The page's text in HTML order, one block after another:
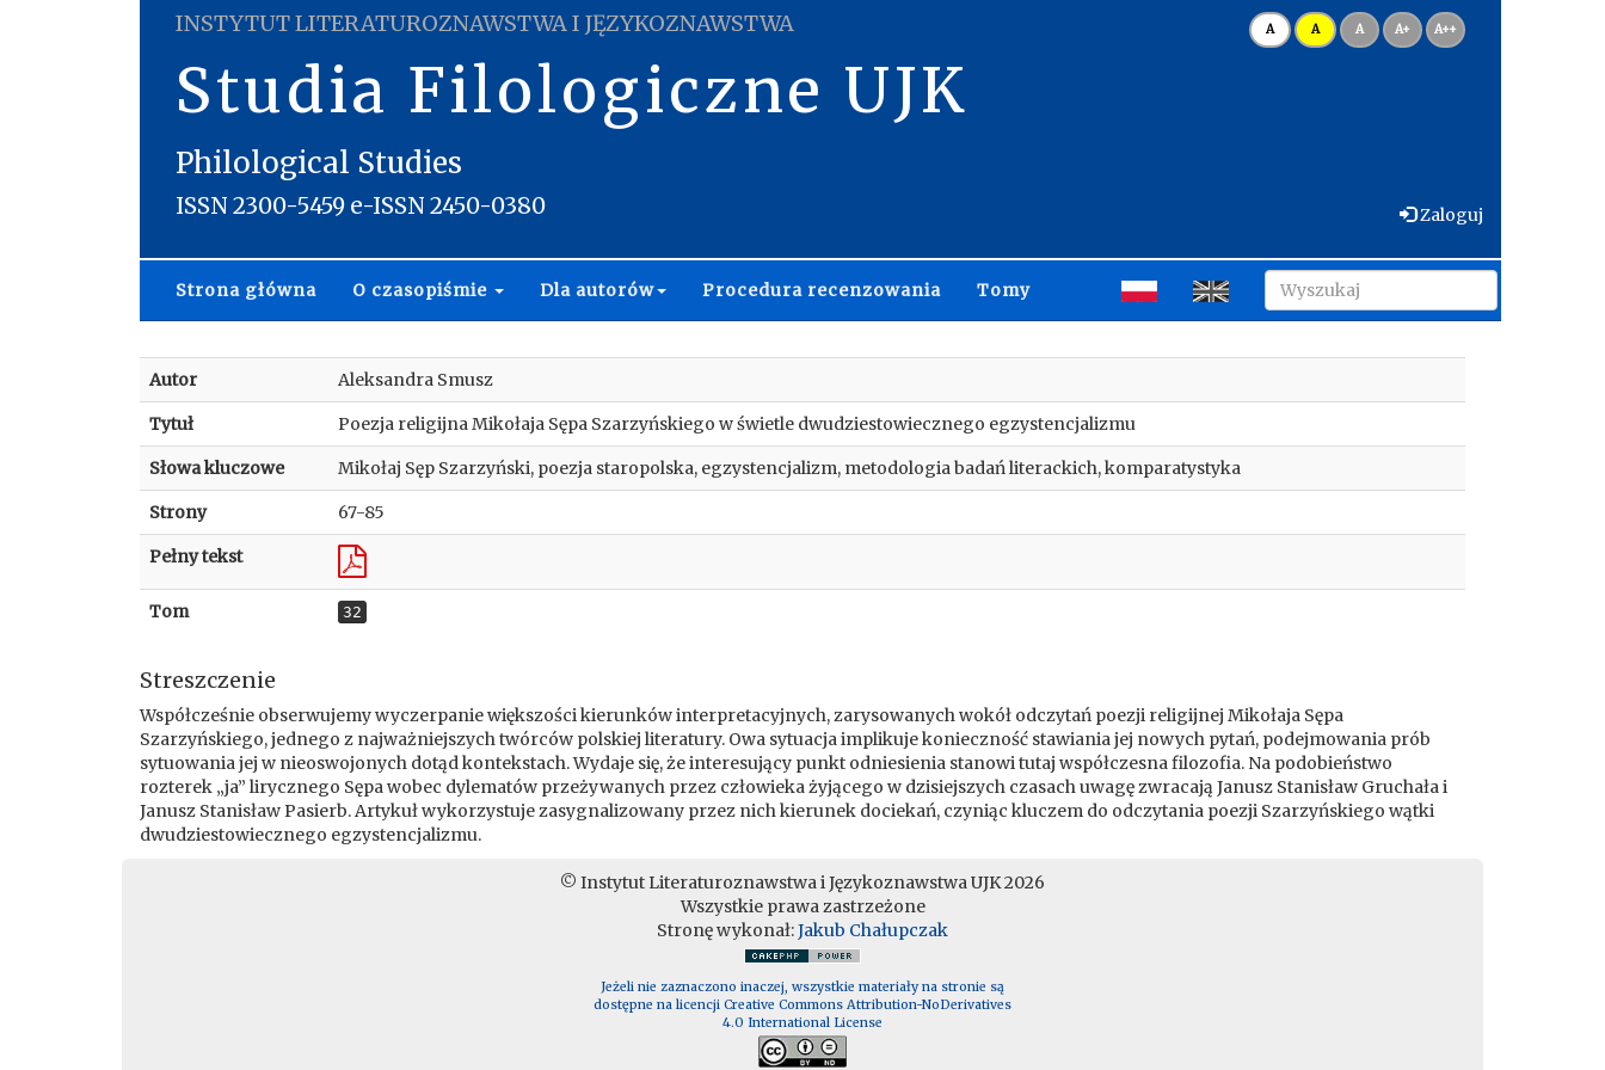
INSTYTUT LITERATUROZNAWSTWA I JĘZYKOZNAWSTWA
Studia Filologiczne UJK
Philological Studies
ISSN 2300-5459 e-ISSN 2450-0380
A A A A+ A++
Zaloguj
Strona główna O czasopiśmie Dla autorów Procedura recenzowania Tomy
Autor Aleksandra Smusz
Tytuł Poezja religijna Mikołaja Sępa Szarzyńskiego w świetle dwudziestowiecznego egzystencjalizmu
Słowa kluczowe Mikołaj Sęp Szarzyński, poezja staropolska, egzystencjalizm, metodologia badań literackich, komparatystyka
Strony 67-85
Pełny tekst
Tom 32
Streszczenie
Współcześnie obserwujemy wyczerpanie większości kierunków interpretacyjnych, zarysowanych wokół odczytań poezji religijnej Mikołaja Sępa
Szarzyńskiego, jednego z najważniejszych twórców polskiej literatury. Owa sytuacja implikuje konieczność stawiania jej nowych pytań, podejmowania prób
sytuowania jej w nieoswojonych dotąd kontekstach. Wydaje się, że interesujący punkt odniesienia stanowi tutaj współczesna filozofia. Na podobieństwo
rozterek „ja” lirycznego Sępa wobec dylematów przeżywanych przez człowieka żyjącego w dzisiejszych czasach uwagę zwracają Janusz Stanisław Gruchała i
Janusz Stanisław Pasierb. Artykuł wykorzystuje zasygnalizowany przez nich kierunek dociekań, czyniąc kluczem do odczytania poezji Szarzyńskiego wątki
dwudziestowiecznego egzystencjalizmu.
© Instytut Literaturoznawstwa i Językoznawstwa UJK 2026
Wszystkie prawa zastrzeżone
Stronę wykonał:Jakub Chałupczak
Jeżeli nie zaznaczono inaczej, wszystkie materiały na stronie są
dostępne na licencji Creative Commons Attribution-NoDerivatives
4.0 International License